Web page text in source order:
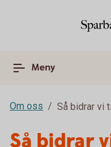
Meny
Om oss Så bidrar vi